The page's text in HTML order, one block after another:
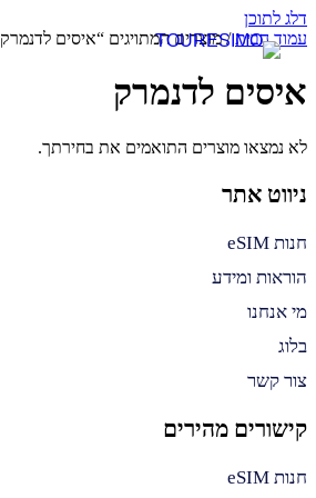
דלג לתוכן
עמוד הבית/ מוצרים המתויגים “איסים
איסים לדנמרק
לא נמצאו מוצרים התואמים את בחירתך.
ניווט אתר
חנות eSIM
הוראות ומידע
מי אנחנו
בלוג
צור קשר
קישורים מהירים
חנות eSIM